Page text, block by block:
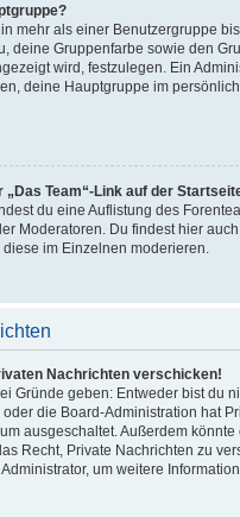
mehr als einer Benutzergruppe
deine Gruppenfarbe sowie den
wird, festzulegen. Ein
deine Hauptgruppe im
„Das Team“-Link auf der
du eine Auflistung des
Moderatoren. Du findest hier
im Einzelnen moderieren.
Nachrichten verschicken!
Gründe geben: Entweder bist du
die Board-Administration hat
ausgeschaltet. Außerdem
Recht, Private Nachrichten zu
um weitere